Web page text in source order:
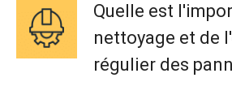
Quelle est
nettoyage et de
régulier des